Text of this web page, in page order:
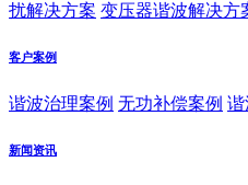
扰解决方案 变压器谐波解决方
客户案例
谐波治理案例 无功补偿案例 谐
新闻资讯